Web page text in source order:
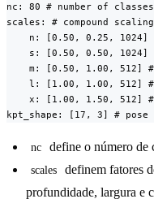
nc: 80 # number of classes
scales: # compound
n: [0.50, 0.25, 1024]
s: [0.50, 0.50, 1024]
m: [0.50, 1.00, 512]
l: [1.00, 1.00, 512]
x: [1.00, 1.50, 512]
kpt_shape: [17, 3] # pose
nc define o número de
scales
definem fatores
profundidade, largura e